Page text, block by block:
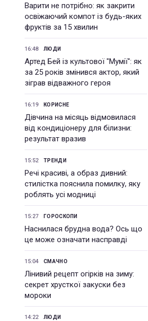
Варити не потрібно: як закрити
освіжаючий компот із будь-яких
фруктів за 15 хвилин
16:48 ЛЮДИ
Артед Бей із культової "Мумії": як
за 25 років змінився актор, який
зіграв відважного героя
16:19 КОРИСНЕ
Дівчина на місяць відмовилася
від кондиціонеру для білизни:
результат вразив
15:52 ТРЕНДИ
Речі красиві, а образ дивний:
стилістка пояснила помилку, яку
роблять усі модниці
15:27 ГОРОСКОПИ
Наснилася брудна вода? Ось що
це може означати насправді
15:04 СМАЧНО
Лінивий рецепт огірків на зиму:
секрет хрусткої закуски без
мороки
14:22 ЛЮДИ